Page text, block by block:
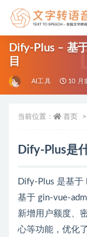
Dify-Plus – 基
目
AI工具 10 月
当前位置： 首页
Dify-Plus是
Dify-Plus 是基于
基于 gin-vue-
新增用户额度、
心等功能，优化